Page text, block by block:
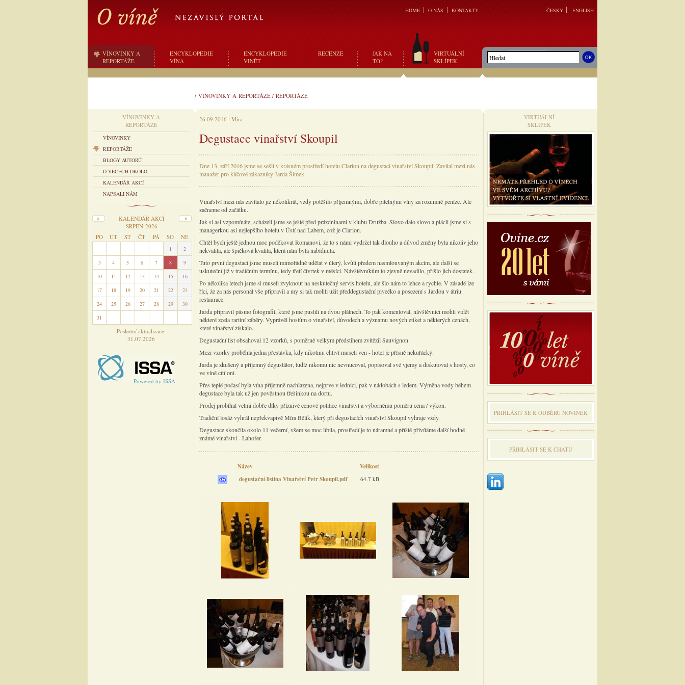
HOME O NÁS KONTAKTY ČESKY ENGLISH
VÍNOVINKY A
REPORTÁŽE
ENCYKLOPEDIE
VÍNA
ENCYKLOPEDIE
VINĚT
RECENZE
JAK NA
TO?
VIRTUÁLNÍ
SKLÍPEK
/ VÍNOVINKY A REPORTÁŽE / REPORTÁŽE
VÍNOVINKY A
REPORTÁŽE
VÍNOVINKY
REPORTÁŽE
BLOGY AUTORŮ
O VĚCECH OKOLO
KALENDÁŘ AKCÍ
NAPSALI NÁM
KALENDÁŘ AKCÍ
SRPEN 2026
PO
ÚT ST ČT PÁ SO NE
1
2
3
4 5 6 7 8
9
10
11 12 13 14 15
16
17
18 19 20 21 22
23
24
25 26 27 28 29
30
31
Poslední aktualizace:
31.07.2026
Powered by ISSA
26.09.2016 Míra
Degustace vinařství Skoupil
Dne 13. září 2016 jsme se sešli v krásném prostředí hotelu Clarion na degustaci vinařství Skoupil. Zavítal mezi nás
manažer pro klíčové zákazníky Jarda Šimek.
Vinařství mezi nás zavítalo již několikrát, vždy potěšilo příjemnými, dobře pitelnými víny za rozumné peníze. Ale
začneme od začátku.
Jak si asi vzpomínáte, scházeli jsme se ještě před prázdninami v klubu Družba. Slovo dalo slovo a plácli jsme si s
managerkou asi nejlepšího hotelu v Ústí nad Labem, což je Clarion.
Chtěl bych ještě jednou moc poděkovat Romanovi, že to s námi vydržel tak dlouho a důvod změny byla nikoliv jeho
nekvalita, ale špičková kvalita, která nám byla nabídnuta.
Tuto první degustaci jsme museli mimořádně udělat v úterý, kvůli předem nasmlouvaným akcím, ale další se
uskuteční již v tradičním termínu, tedy třetí čtvrtek v měsíci. Návštěvníkům to zjevně nevadilo, přišlo jich dostatek.
Po několika letech jsme si museli zvyknout na neskutečný servis hotelu, ale šlo nám to lehce a rychle. V zásadě lze
říci, že za nás personál vše připravil a my si tak mohli užit předdegustační pivečko a posezení s Jardou v átriu
restaurace.
Jarda připravil pásmo fotografií, které jsme pustili na dvou plátnech. To pak komentoval, návštěvníci mohli vidět
některé zcela raritní záběry. Vyprávěl hostům o vinařství, důvodech a významu nových etiket a některých cenách,
které vinařství získalo.
Degustační list obsahoval 12 vzorků, s poměrně velkým předstihem zvítězil Sauvignon.
Mezi vzorky proběhla jedna přestávka, kdy nikotinu chtiví museli ven - hotel je přísně nekuřácký.
Jarda je zkušený a příjemný degustátor, tudíž nikomu nic nevnucoval, popisoval své vjemy a diskutoval s hosty, co
ve víně cítí oni.
Přes teplé počasí byla vína příjemně nachlazena, nejprve v lednici, pak v nádobách s ledem. Výměna vody během
degustace byla tak už jen pověstnou třešinkou na dortu.
Prodej probíhal velmi dobře díky příznivé cenové politice vinařství a výbornému poměru cena / výkon.
Tradiční losáž vyhrál nepřekvapivě Míra Bělík, který při degustacích vinařství Skoupil vyhraje vždy.
Degustace skončila okolo 11 večerní, všem se moc líbila, prostředí je to náramné a příště přivítáme další hodně
známé vinařství - Lahofer.
Název
Velikost
degustační listina Vinařství Petr Skoupil.pdf
64.7 kB
VIRTUÁLNÍ
SKLÍPEK
PŘIHLÁSIT SE K ODBĔRU NOVINEK
PŘIHLÁSIT SE K CHATU